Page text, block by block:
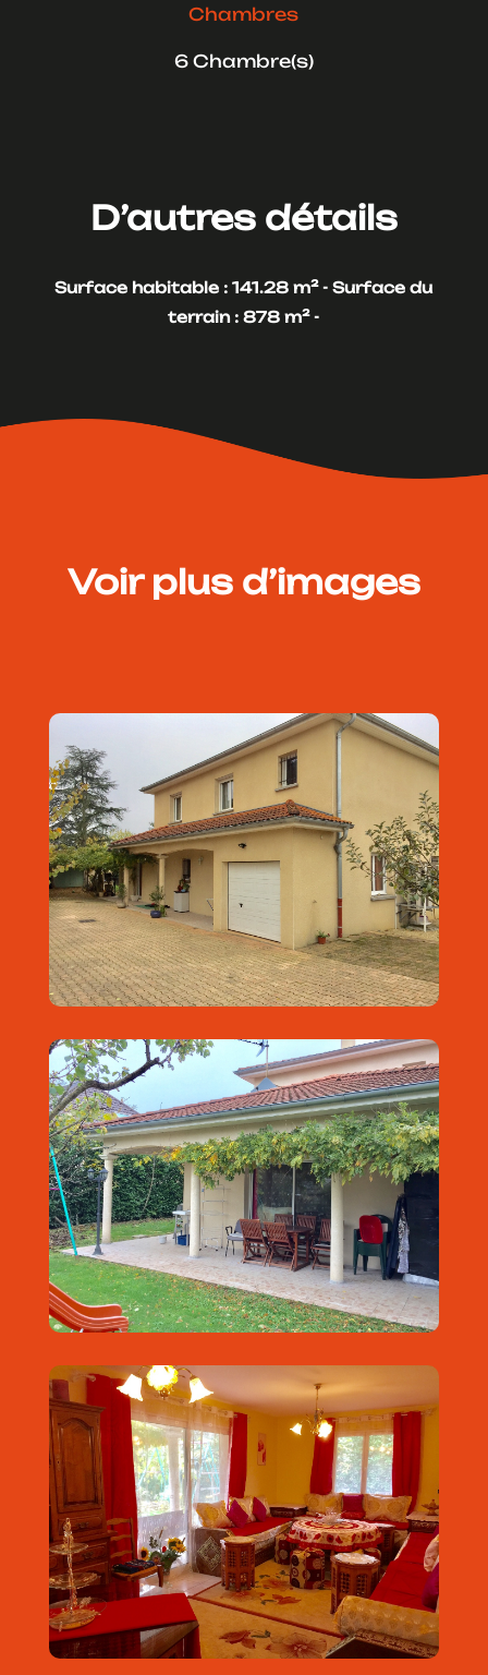
Chambres
6 Chambre(s)
D’autres détails
Surface habitable : 141.28 m² -Surface du
terrain : 878 m² -
Voir plus d’images